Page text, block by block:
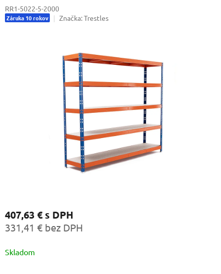
RR1-5022-5-2000
Záruka 10 rokov Značka:Trestles
407,63 €s DPH
331,41 € bez DPH
cena:
Skladom